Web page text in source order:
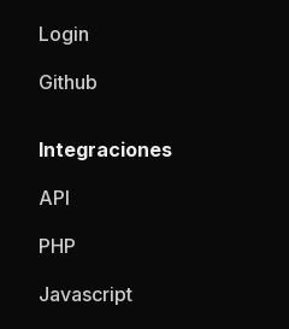
Login
Github
Integraciones
API
PHP
Javascript